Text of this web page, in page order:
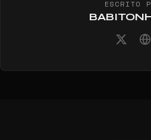
ESCRITO